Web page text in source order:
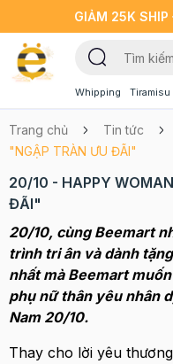
GIẢM 25K
Whipping Tiramisu
Trang chủ Tin tức
"NGẬP TRÀN ƯU ĐÃI"
20/10 - HAPPY
ĐÃI"
20/10, cùng Beemart
trình tri ân và dành
nhất mà Beemart
phụ nữ thân yêu nhân
Nam 20/10.
Thay cho lời yêu